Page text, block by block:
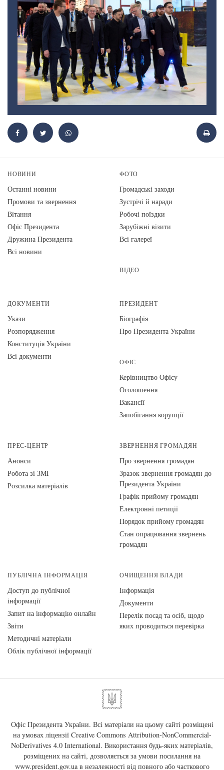
НОВИНИ
Останні новини
Промови та звернення
Вiтання
Офіс Президента
Дружина Президента
Всі новини
ФОТО
Громадські заходи
Зустрічі й наради
Робочі поїздки
Зарубіжні візити
Всі галереї
ВІДЕО
ДОКУМЕНТИ
Укази
Розпорядження
Конституція України
Всі документи
ПРЕЗИДЕНТ
Біографія
Про Президента України
ОФІС
Керівництво Офісу
Оголошення
Вакансії
Запобігання корупції
ПРЕС-ЦЕНТР
Анонси
Робота зі ЗМІ
Розсилка матеріалів
ЗВЕРНЕННЯ ГРОМАДЯН
Про звернення громадян
Зразок звернення громадян до
Президента України
Графік прийому громадян
Електронні петиції
Порядок прийому громадян
Стан опрацювання звернень
громадян
ПУБЛІЧНА ІНФОРМАЦІЯ
Доступ до публічної
інформації
Запит на інформацію онлайн
Звіти
Методичні матеріали
Облік публічної інформації
ОЧИЩЕННЯ ВЛАДИ
Інформація
Документи
Перелік посад та осіб, щодо
яких проводиться перевірка
Офіс Президента України. Всі матеріали на цьому сайті розміщені
на умовах ліцензії Creative Commons Attribution-NonCommercial-
NoDerivatives 4.0 International. Використання будь-яких матеріалів,
розміщених на сайті, дозволяється за умови посилання на
www.president.gov.uaв незалежності від повного або часткового